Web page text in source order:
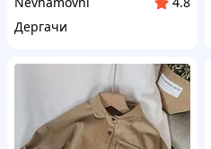
Дергачи